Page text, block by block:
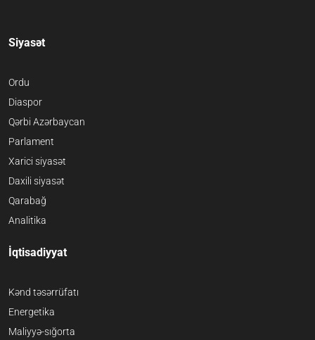
Siyasət
Ordu
Diaspor
Qərbi Azərbaycan
Parlament
Xarici siyasət
Daxili siyasət
Qarabağ
Analitika
İqtisadiyyat
Kənd təsərrüfatı
Energetika
Maliyyə-sığorta